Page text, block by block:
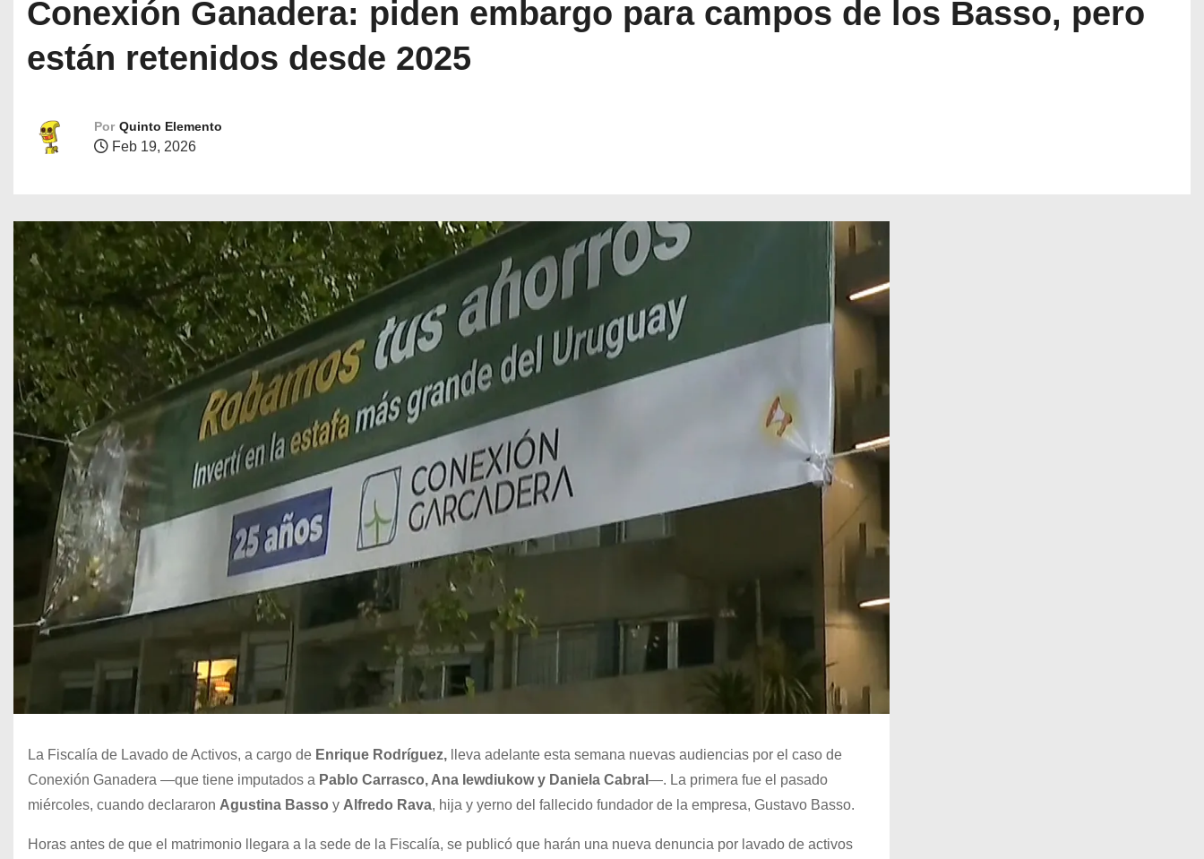
Conexión Ganadera: piden embargo para campos de los Basso, pero
están retenidos desde 2025
Por Quinto Elemento
Feb 19, 2026
La Fiscalía de Lavado de Activos, a cargo de Enrique Rodríguez, lleva adelante esta semana nuevas audiencias por el caso de
Conexión Ganadera —que tiene imputados a Pablo Carrasco, Ana Iewdiukow y Daniela Cabral —. La primera fue el pasado
miércoles, cuando declararon Agustina Basso y Alfredo Rava, hija y yerno del fallecido fundador de la empresa, Gustavo Basso.
Horas antes de que el matrimonio llegara a la sede de la Fiscalía, se publicó que harán una nueva denuncia por lavado de activos